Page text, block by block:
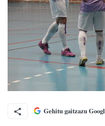
Gehitu gaitzazu